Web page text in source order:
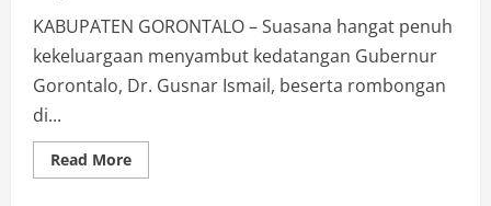
KABUPATEN GORONTALO – Suasana hangat penuh
kekeluargaan menyambut kedatangan Gubernur
Gorontalo, Dr. Gusnar Ismail, beserta rombongan
di...
Read MoreRead
more